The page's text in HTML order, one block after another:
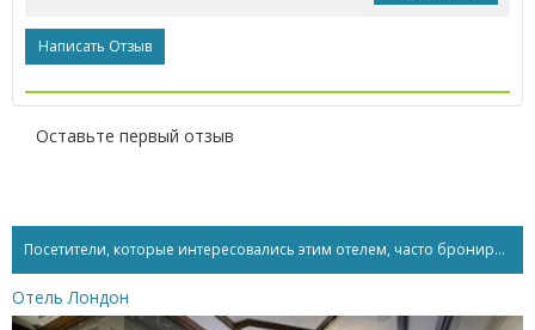
Написать Отзыв
Оставьте первый отзыв
Посетители, которые интересовались этим отелем, часто бронируют...
Отель Лондон